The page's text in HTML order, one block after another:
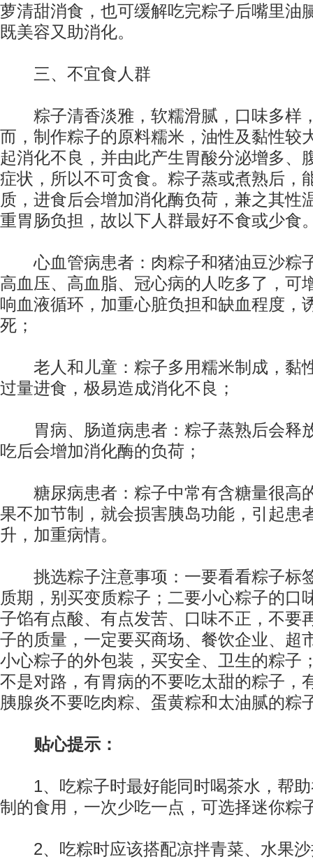
萝清甜消食，也可缓解吃完粽子后嘴里油
既美容又助消化。
三、不宜食人群
粽子清香淡雅，软糯滑腻，口味多样
而，制作粽子的原料糯米，油性及黏性较
起消化不良，并由此产生胃酸分泌增多、
症状，所以不可贪食。粽子蒸或煮熟后，
质，进食后会增加消化酶负荷，兼之其性
重胃肠负担，故以下人群最好不食或少食
心血管病患者：肉粽子和猪油豆沙粽
高血压、高血脂、冠心病的人吃多了，可
响血液循环，加重心脏负担和缺血程度，
死；
老人和儿童：粽子多用糯米制成，黏
过量进食，极易造成消化不良；
胃病、肠道病患者：粽子蒸熟后会释
吃后会增加消化酶的负荷；
糖尿病患者：粽子中常有含糖量很高
果不加节制，就会损害胰岛功能，引起患
升，加重病情。
挑选粽子注意事项：一要看看粽子标
质期，别买变质粽子；二要小心粽子的口
子馅有点酸、有点发苦、口味不正，不要
子的质量，一定要买商场、餐饮企业、超
小心粽子的外包装，买安全、卫生的粽子
不是对路，有胃病的不要吃太甜的粽子，
胰腺炎不要吃肉粽、蛋黄粽和太油腻的粽
贴心提示：
1、吃粽子时最好能同时喝茶水，帮助
制的食用，一次少吃一点，可选择迷你粽
2、吃粽时应该搭配凉拌青菜、水果沙